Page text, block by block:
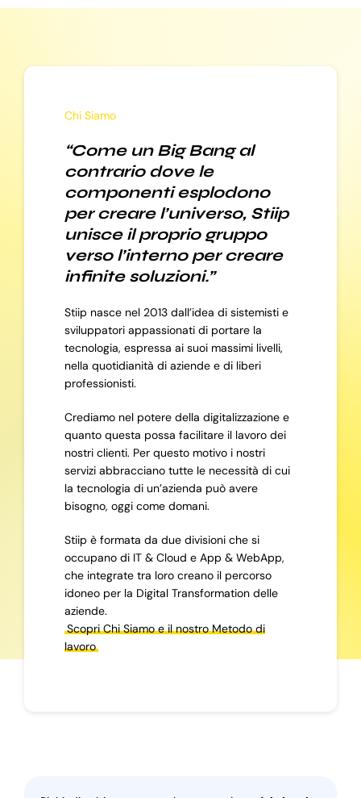
Chi Siamo
“Come un Big Bang al
contrario dove le
componenti esplodono
per creare l’universo, Stiip
unisce il proprio gruppo
verso l’interno per creare
infinite soluzioni.”
Stiip nasce nel 2013 dall’idea di sistemisti e
sviluppatori appassionati di portare la
tecnologia, espressa ai suoi massimi livelli,
nella quotidianità di aziende e di liberi
professionisti.
Crediamo nel potere della digitalizzazione e
quanto questa possa facilitare il lavoro dei
nostri clienti. Per questo motivo i nostri
servizi abbracciano tutte le necessità di cui
la tecnologia di un’azienda può avere
bisogno, oggi come domani.
Stiip è formata da due divisioni che si
occupano di IT & Cloud e App & WebApp,
che integrate tra loro creano il percorso
idoneo per la Digital Transformation delle
aziende.
Scopri Chi Siamo e il nostro Metodo di
lavoro